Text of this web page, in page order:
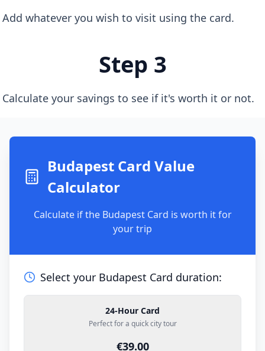
Add whatever you wish to visit using the card.
Step 3
Calculate your savings to see if it's worth it or not.